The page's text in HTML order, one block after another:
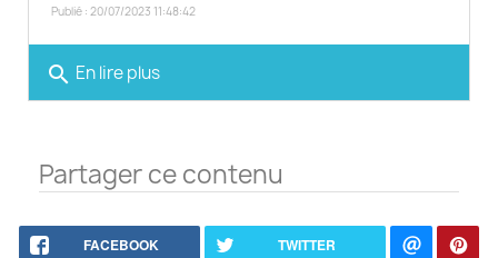
Publié : 20/07/2023 11:48:42
search En lire plus
Partager ce contenu
FACEBOOK TWITTER